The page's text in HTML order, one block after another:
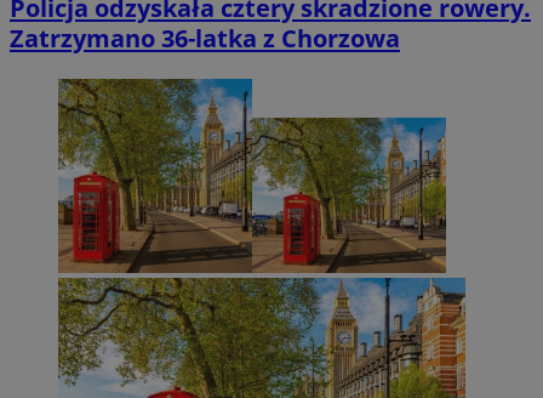
Policja odzyskała cztery skradzione rowery.
Zatrzymano 36-latka z Chorzowa